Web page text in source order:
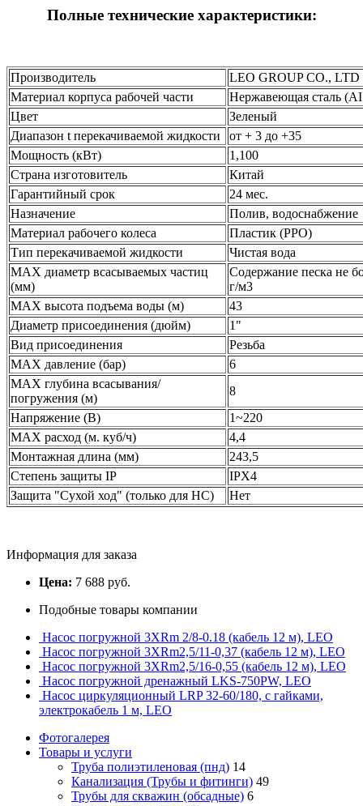
Полные технические характеристики:
Производитель
LEO GROUP CO., LTD
Материал корпуса рабочей части
Нержавеющая сталь
Цвет
Зеленый
Диапазон t перекачиваемой жидкости
от + 3 до +35
Мощность (кВт)
1,100
Страна изготовитель
Китай
Гарантийный срок
24 мес.
Назначение
Полив, водоснабжение
Материал рабочего колеса
Пластик (PPO)
Тип перекачиваемой жидкости
Чистая вода
MAX диаметр всасываемых частиц
(мм)
Содержание песка не
г/м3
MAX высота подъема воды (м)
43
Диаметр присоединения (дюйм)
1"
Вид присоединения
Резьба
MAX давление (бар)
6
MAX глубина всасывания/
погружения (м)
8
Напряжение (В)
1~220
MAX расход (м. куб/ч)
4,4
Монтажная длина (мм)
243,5
Степень защиты IP
IPX4
Защита "Сухой ход" (только для НС)
Нет
Информация для заказа
Цена: 7 688 руб.
Подобные товары компании
Насос погружной 3XRm 2/8-0.18 (кабель 12 м), LEO
Насос погружной 3XRm2,5/11-0,37 (кабель 12 м), LEO
Насос погружной 3XRm2,5/16-0,55 (кабель 12 м), LEO
Насос погружной дренажный LKS-750PW, LEO
Насос циркуляционный LRP 32-60/180, с гайками,
электрокабель 1 м, LEO
Фотогалерея
Товары и услуги
Труба полиэтиленовая (пнд) 14
Канализация (Трубы и фитинги) 49
Трубы для скважин (обсадные) 6